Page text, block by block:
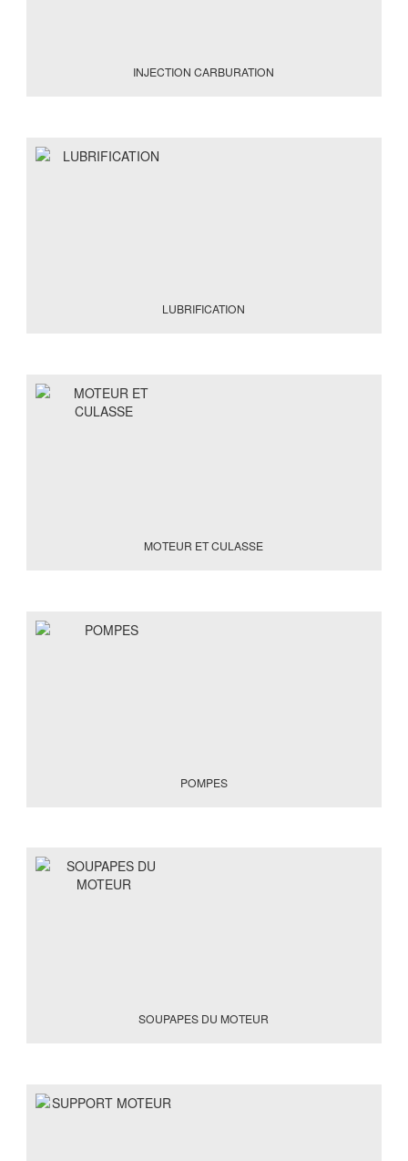
INJECTION CARBURATION
LUBRIFICATION
MOTEUR ET CULASSE
POMPES
SOUPAPES DU MOTEUR